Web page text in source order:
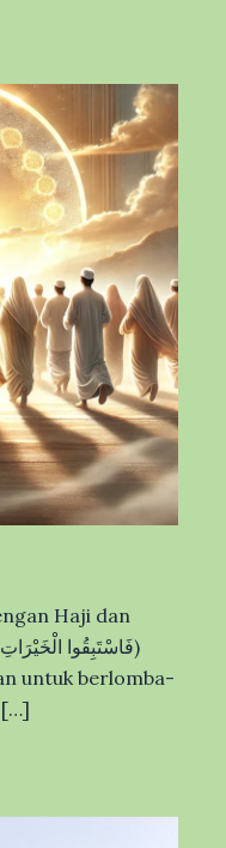
Haji dan
untuk berlomba-
[…]